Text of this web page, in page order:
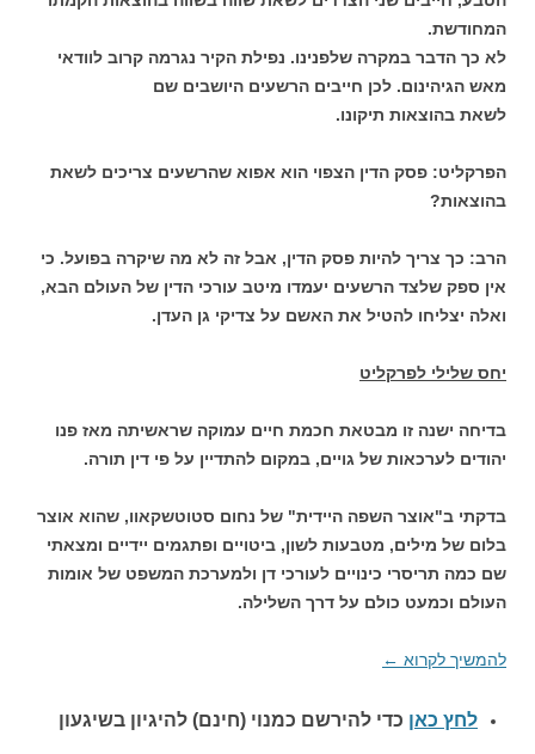
המחודשת.
לא כך הדבר במקרה שלפנינו. נפילת הקיר נגרמה קרוב לוודאי
מאש הגיהינום. לכן חייבים הרשעים היושבים שם
לשאת בהוצאות תיקונו.
הפרקליט: פסק הדין הצפוי הוא אפוא שהרשעים צריכים לשאת
בהוצאות?
הרב: כך צריך להיות פסק הדין, אבל זה לא מה שיקרה בפועל. כי
אין ספק שלצד הרשעים יעמדו מיטב עורכי הדין של העולם הבא,
ואלה יצליחו להטיל את האשם על צדיקי גן העדן.
יחס שלילי לפרקליט
בדיחה ישנה זו מבטאת חכמת חיים עמוקה שראשיתה מאז פנו
יהודים לערכאות של גויים, במקום להתדיין על פי דין תורה.
בדקתי ב"אוצר השפה היידית" של נחום סטוטשקאוו, שהוא אוצר
בלום של מילים, מטבעות לשון, ביטויים ופתגמים יידיים ומצאתי
שם כמה תריסרי כינויים לעורכי דן ולמערכת המשפט של אומות
העולם וכמעט כולם על דרך השלילה.
להמשיך לקרוא←
לחץ כאן כדי להירשם כ מנוי (חינם) להיגיון בשיגעון